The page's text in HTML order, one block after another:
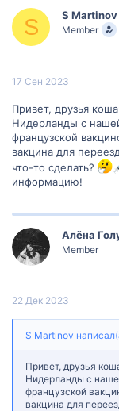
т
м
ы
ч
а
S S Martinov
Member
17 Сен 2023
Привет, друзья
Нидерланды с
французской
вакцина для
что-то сделать?
информацию!
Алëна
Member
22 Дек 2023
S Martinov
Привет, друзья
Нидерланды с
французской
вакцина для